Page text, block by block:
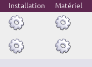
Installation Matériel